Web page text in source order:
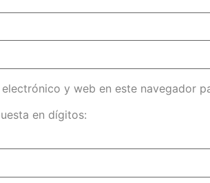
y web en este navegador
en dígitos: